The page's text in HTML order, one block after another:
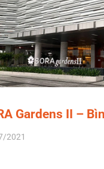
Gardens II –
2021